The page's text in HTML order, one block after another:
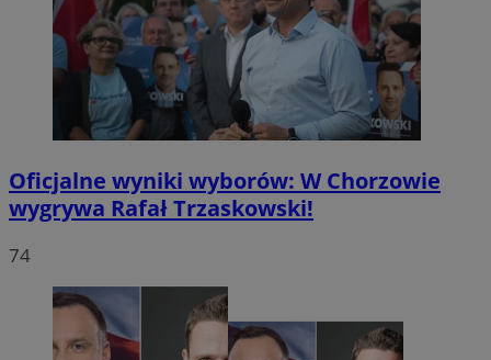
Oficjalne wyniki wyborów: W Chorzowie
wygrywa Rafał Trzaskowski!
74